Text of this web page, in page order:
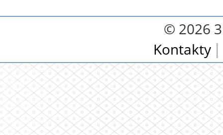
© 2026
Kontakty